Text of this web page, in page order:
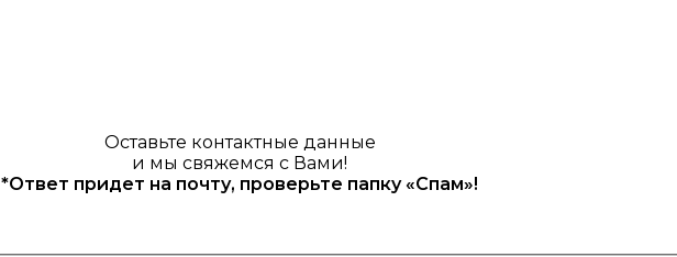
Оставьте контактные данные
и мы свяжемся с Вами!
*Ответ придет на почту, проверьте папку «Спам»!